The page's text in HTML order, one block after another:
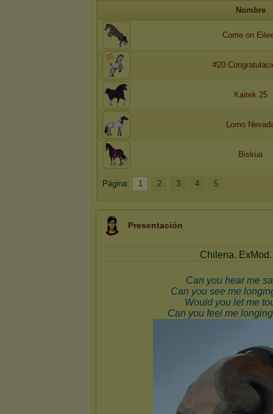
Nombre
Come on
#20
Kaitek 25
Lomo
Biskua
Página: 1 2 3 4 5
Presentación